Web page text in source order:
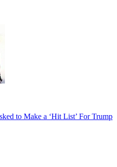
to Make a ‘Hit List’ For Trump